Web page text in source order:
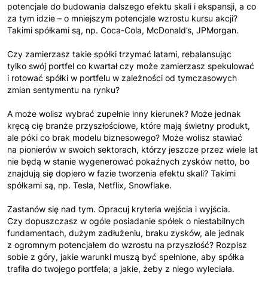
potencjale do budowania dalszego efektu skali i ekspansji, a co
za tym idzie – o mniejszym potencjale wzrostu kursu akcji?
Takimi spółkami są, np. Coca-Cola, McDonald’s, JPMorgan.
Czy zamierzasz takie spółki trzymać latami, rebalansując
tylko swój portfel co kwartał czy może zamierzasz spekulować
i rotować spółki w portfelu w zależności od tymczasowych
zmian sentymentu na rynku?
A może wolisz wybrać zupełnie inny kierunek? Może jednak
kręcą cię branże przyszłościowe, które mają świetny produkt,
ale póki co brak modelu biznesowego? Może wolisz stawiać
na pionierów w swoich sektorach, którzy jeszcze przez wiele lat
nie będą w stanie wygenerować pokaźnych zysków netto, bo
znajdują się dopiero w fazie tworzenia efektu skali? Takimi
spółkami są, np. Tesla, Netflix, Snowflake.
Zastanów się nad tym. Opracuj kryteria wejścia i wyjścia.
Czy dopuszczasz w ogóle posiadanie spółek o niestabilnych
fundamentach, dużym zadłużeniu, braku zysków, ale jednak
z ogromnym potencjałem do wzrostu na przyszłość? Rozpisz
sobie z góry, jakie warunki muszą być spełnione, aby spółka
trafiła do twojego portfela; a jakie, żeby z niego wyleciała.